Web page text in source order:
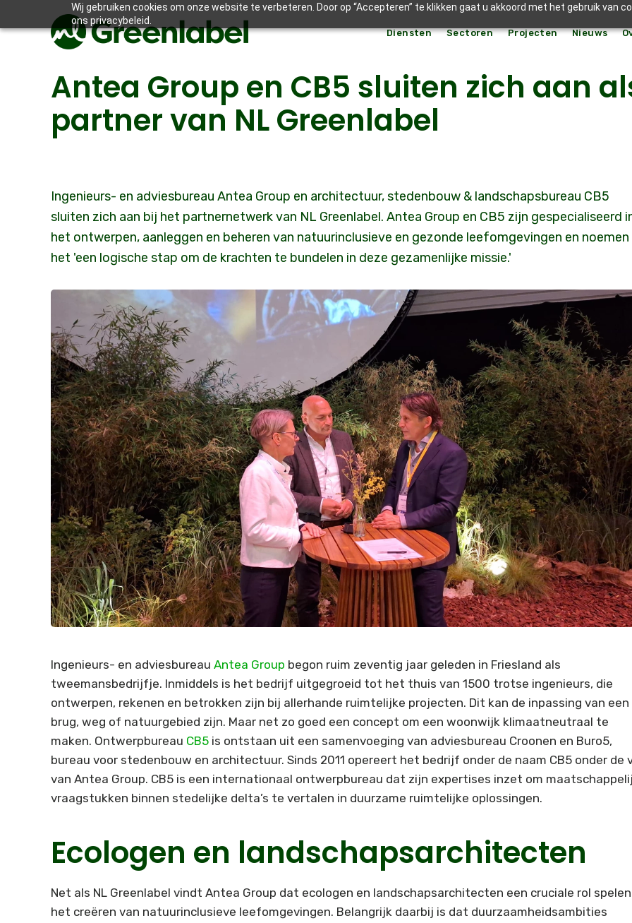
Wij gebruiken cookies om onze website te verbeteren. Door op “Accepteren” te klikken gaat u akkoord met het gebruik van
ons privacybeleid.
Diensten Sectoren Projecten Nieuws
Antea Group en CB5 sluiten zich aan
partner van NL Greenlabel
Ingenieurs- en adviesbureau Antea Group en architectuur, stedenbouw & landschapsbureau CB5
sluiten zich aan bij het partnernetwerk van NL Greenlabel. Antea Group en CB5 zijn gespecialiseerd
het ontwerpen, aanleggen en beheren van natuurinclusieve en gezonde leefomgevingen en noemen
het 'een logische stap om de krachten te bundelen in deze gezamenlijke missie.'
Ingenieurs- en adviesbureau Antea Group begon ruim zeventig jaar geleden in Friesland als
tweemansbedrijfje. Inmiddels is het bedrijf uitgegroeid tot het thuis van 1500 trotse ingenieurs, die
ontwerpen, rekenen en betrokken zijn bij allerhande ruimtelijke projecten. Dit kan de inpassing van een
brug, weg of natuurgebied zijn. Maar net zo goed een concept om een woonwijk klimaatneutraal te
maken. Ontwerpbureau CB5 is ontstaan uit een samenvoeging van adviesbureau Croonen en Buro5,
bureau voor stedenbouw en architectuur. Sinds 2011 opereert het bedrijf onder de naam CB5 onder de
van Antea Group. CB5 is een internationaal ontwerpbureau dat zijn expertises inzet om
vraagstukken binnen stedelijke delta’s te vertalen in duurzame ruimtelijke oplossingen.
Ecologen en landschapsarchitecten
Net als NL Greenlabel vindt Antea Group dat ecologen en landschapsarchitecten een cruciale rol
het creëren van natuurinclusieve leefomgevingen. Belangrijk daarbij is dat duurzaamheidsambities